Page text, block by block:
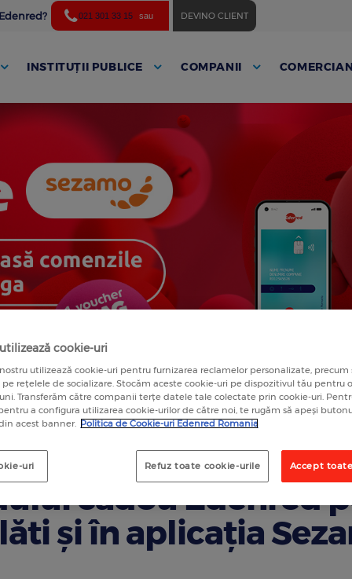
021 301 33 15 sau DEVINO CLIENT
INSTITUȚII PUBLICE COMPANII
De acum, utilizatorii
cadou Edenred
şi în aplicația
cookie-uri
utilizează cookie-uri pentru furnizarea reclamelor personalizate, precum
rețelele de socializare. Stocăm aceste cookie-uri pe dispozitivul tău pentru
Transferăm către companii terțe datele tale colectate prin cookie-uri.
a configura utilizarea cookie-urilor de către noi, te rugăm să apeși
acest banner. Politica de Cookie-uri Edenred Romania
uri Refuz toate cookie-urile Accept